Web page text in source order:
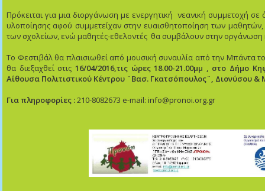
Πρόκειται για μια διοργάνωση με ενεργητική νεανική συμμετοχή σε
υλοποίησης αφού συμμετείχαν στην ευαισθητοποίηση των
των σχολείων, ενώ μαθητές-εθελοντές θα συμβάλουν στην οργάνωση
Το Φεστιβάλ θα πλαισιωθεί από μουσική συναυλία από την Μπάντα
θα διεξαχθεί στις 16/04/2016,τις ώρες 18.00-21.00μμ , στο Δήμο
Αίθουσα Πολιτιστικού Κέντρου ¨Βασ. Γκατσόπουλος¨, Διονύσου &
Για πληροφορίες :210-8082673 e-mail: info@pronoi.org.gr